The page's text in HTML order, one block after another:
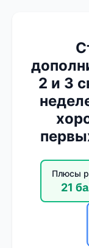
2 и 3
Плюсы
21